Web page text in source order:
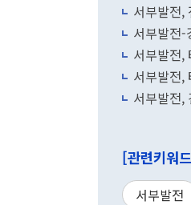
서부발전,
서부발전-
서부발전,
서부발전,
서부발전
[관련키워
서부발전